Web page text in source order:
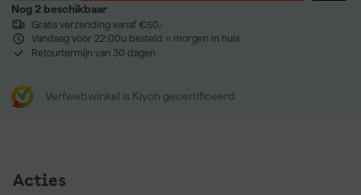
Nog 2 beschikbaar
Gratis verzending vanaf €50,-
Vandaag voor 22:00u besteld = morgen in huis
Retourtermijn van 30 dagen
Verfwebwinkel is Kiyoh gecertificeerd
Acties